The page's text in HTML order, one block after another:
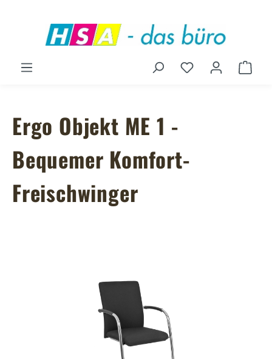
Du hast 0
Ergo Objekt ME 1 -
Bequemer Komfort-
Freischwinger